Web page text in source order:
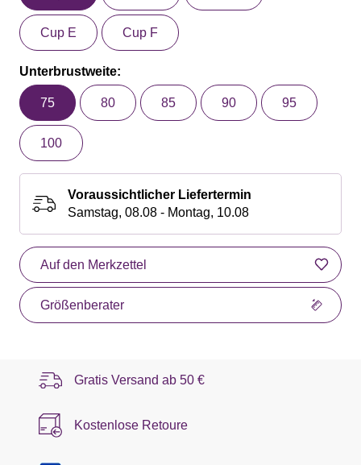
Cup E Cup F
Unterbrustweite:
75 80 85 90 95
100
Voraussichtlicher Liefertermin
Samstag, 08.08 - Montag, 10.08
Auf den Merkzettel
Größenberater
Gratis Versand ab 50 €
Kostenlose Retoure